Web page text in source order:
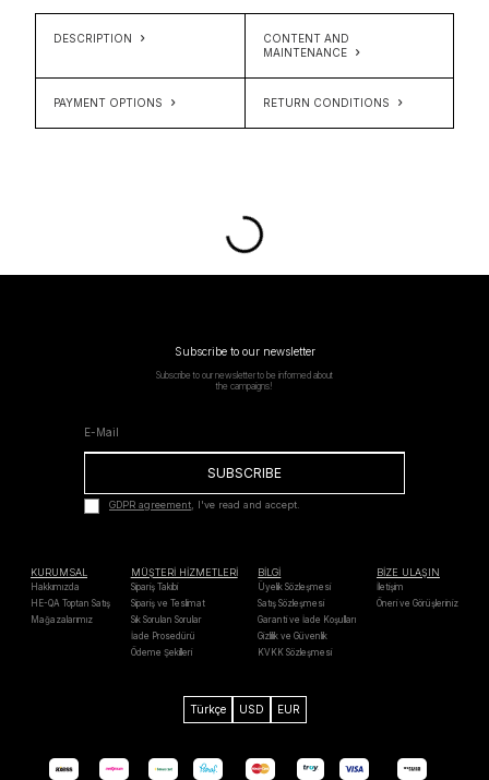
DESCRIPTION
CONTENT AND
MAINTENANCE
PAYMENT OPTIONS RETURN CONDITIONS
Subscribe to our newsletter
Subscribe to our newsletter to be informed about
the campaigns!
SUBSCRIBE
GDPR agreement, I've read and accept.
KURUMSAL
Hakkımızda
HE-QA Toptan Satış
Mağazalarımız
MÜŞTERİ HİZMETLERİ
Sipariş Takibi
Sipariş ve Teslimat
Sık Sorulan Sorular
İade Prosedürü
Ödeme Şekilleri
BİLGİ
Üyelik Sözleşmesi
Satış Sözleşmesi
Garanti ve İade Koşulları
Gizlilik ve Güvenlik
KVKK Sözleşmesi
BİZE ULAŞIN
İletişim
Öneri ve Görüşleriniz
Türkçe USD EUR